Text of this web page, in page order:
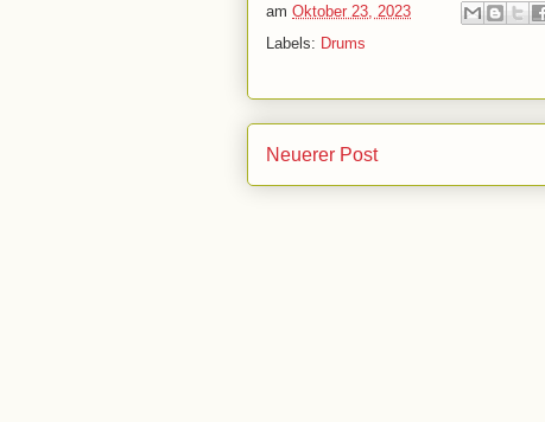
am Oktober 23, 2023
Labels: Drums
Neuerer Post